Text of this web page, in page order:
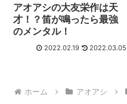
アオアシの大友栄作は天
才！？笛が鳴ったら最強
のメンタル！
2022.02.19 2022.03.05
ホーム アオアシ